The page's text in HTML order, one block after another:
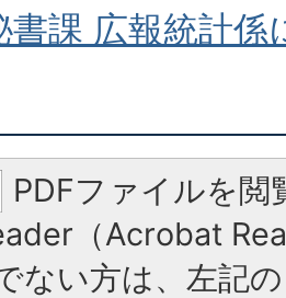
書課 広報統計係
PDFファイルを閲
（Acrobat
ない方は、左記